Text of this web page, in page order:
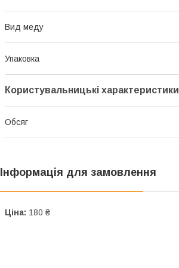
Вид меду
Упаковка
Користувальницькі характеристики
Обсяг
Інформація для замовлення
Ціна: 180 ₴